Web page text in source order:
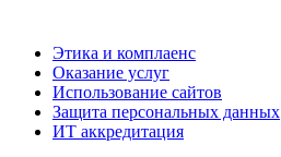
Этика и комплаенс
Оказание услуг
Использование сайтов
Защита персональных данных
ИТ аккредитация